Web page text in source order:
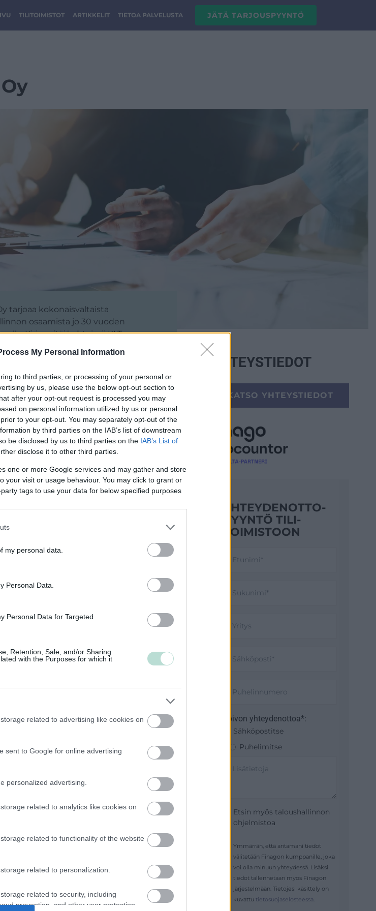
My Personal Information
to third parties, or processing of your personal or
by us, please use the below opt-out section to
after your opt-out request is processed you may
on personal information utilized by us or personal
to your opt-out. You may separately opt-out of the
by third parties on the IAB’s list of downstream
be disclosed by us to third parties on the IAB’s List of
disclose it to other third parties.
one or more Google services and may gather and store
your visit or usage behaviour. You may click to grant or
tags to use your data for below specified purposes
my personal data.
Personal Data.
Personal Data for Targeted
Retention, Sale, and/or Sharing
with the Purposes for which it
related to advertising like cookies on
sent to Google for online advertising
personalized advertising.
related to analytics like cookies on
related to functionality of the website
related to personalization.
related to security, including
prevention, and other user protection.
TILITOIMISTOT ARTIKKELIT TIETOA PALVELUSTA JÄTÄ TARJOUSPYYNTÖ
tarjoaa kokonaisvaltaista
osaamista jo 30 vuoden
Kirjanpitäjänä toimii KLT-
erityisosaaminen
Mikrot
ja viestintä
ja ravitsemistoiminta
sosiaalipalvelut
YHTEYSTIEDOT
KATSO YHTEYSTIEDOT
YHTEYDENOTTO­
PYYNTÖ TILI­
TOIMISTOON
Toivon yhteydenottoa*:
Sähköpostitse
Puhelimitse
Etsin myös taloushallinnon
ohjelmistoa
Ymmärrän, että antamani tiedot
välitetään Finagon kumppanille, joka
voi olla minuun yhteydessä. Lisäksi
tiedot tallennetaan myös Finagon
järjestelmään. Tietojesi käsittely on
kuvattu tietosuojaselosteessa.